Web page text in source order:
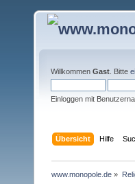
Willkommen Gast . Bitte
Einloggen mit
Übersicht Hilfe
www.monopole.de »